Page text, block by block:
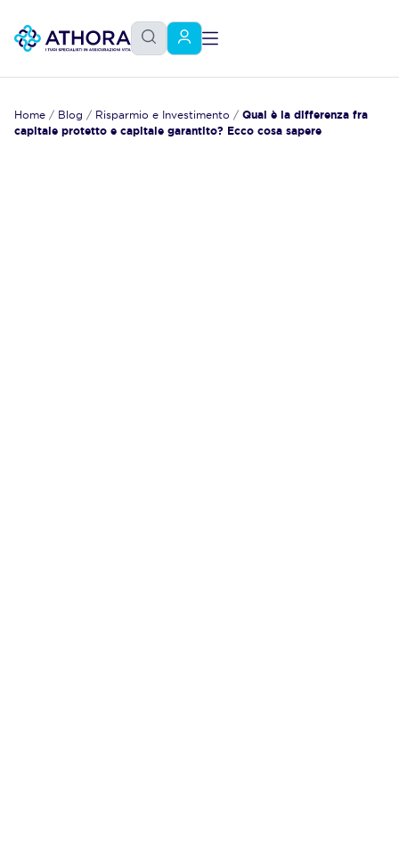
Home / Blog / Risparmio e Investimento / Qual è la differenza fra
capitale protetto e capitale garantito? Ecco cosa sapere